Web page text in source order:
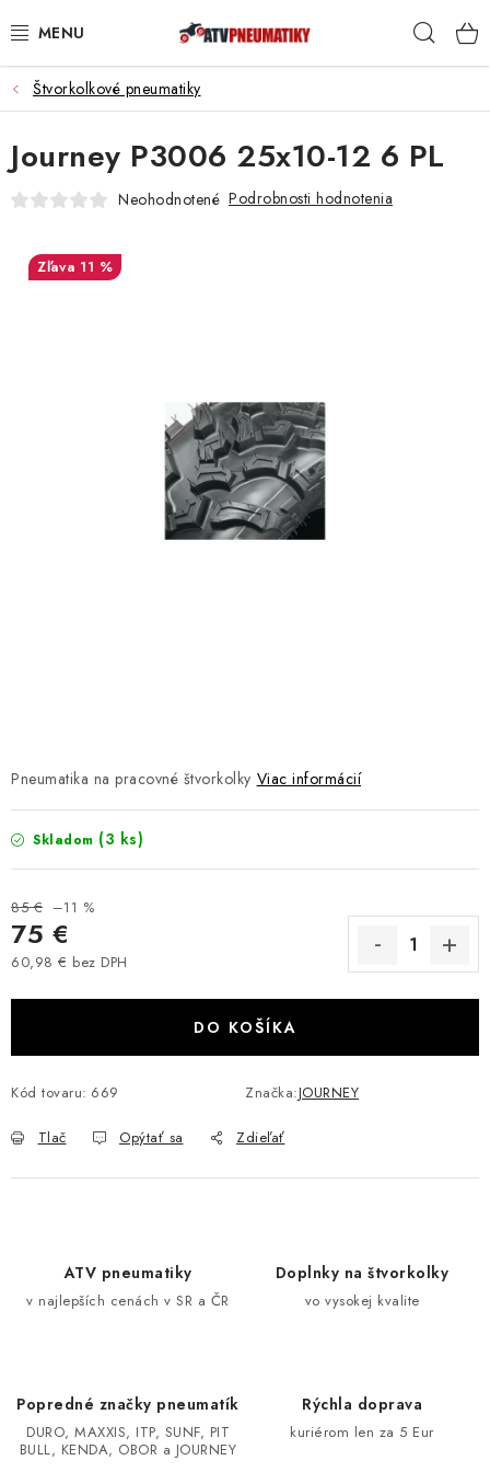
na
PNEUMATIKY
DISKY
ROZŠIROVACIE PODLOŽKY
NÁHRADNÉ DIELY NA ŠTVORKOLKY
NÁVLEKY TLMIČOV
RADLICE NA SNEH - PLUHY
PRILBY LS2
NOVINKY
VÝPREDAJ
AKCIA
YAMAHA GRIZZLY 550/660/700
CAN AM OUTLANDER 570/650/800/1000
CF MOTO X450/X520/X550/X625
CF MOTO 800/850 GLADIATOR X8
Štvorkolkové pneumatiky
Pneumatika na pracovné štvorkolky Viac informácií
Skladom (3 ks)
85 € –11 %
75 €
60,98 € bez DPH
DO KOŠÍKA
Kód tovaru: 669 Značka:JOURNEY
Tlač Opýtať sa Zdieľať
Journey P3006 25x10-12 6 PL
Neohodnotené Podrobnosti hodnotenia
11 %
ATV pneumatiky
v najlepších cenách v SR a ČR
Doplnky na štvorkolky
vo vysokej kvalite
Popredné značky pneumatík
DURO, MAXXIS, ITP, SUNF, PIT
BULL, KENDA, OBOR a JOURNEY
Rýchla doprava
kuriérom len za 5 Eur